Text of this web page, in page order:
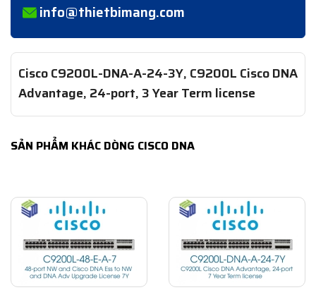
info@thietbimang.com
Cisco C9200L-DNA-A-24-3Y, C9200L Cisco DNA
Advantage, 24-port, 3 Year Term license
SẢN PHẨM KHÁC DÒNG CISCO DNA